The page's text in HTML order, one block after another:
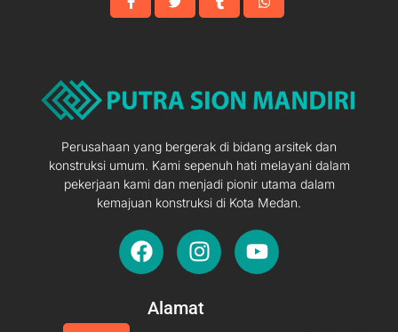
Perusahaan yang bergerak di bidang arsitek dan
konstruksi umum. Kami sepenuh hati melayani dalam
pekerjaan kami dan menjadi pionir utama dalam
kemajuan konstruksi di Kota Medan.
F
a
e
I
n
t
Y
o
Alamat